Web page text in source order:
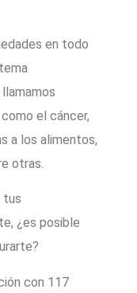
en todo
el cáncer,
a los alimentos,
otras.
tus
¿es posible
con 117